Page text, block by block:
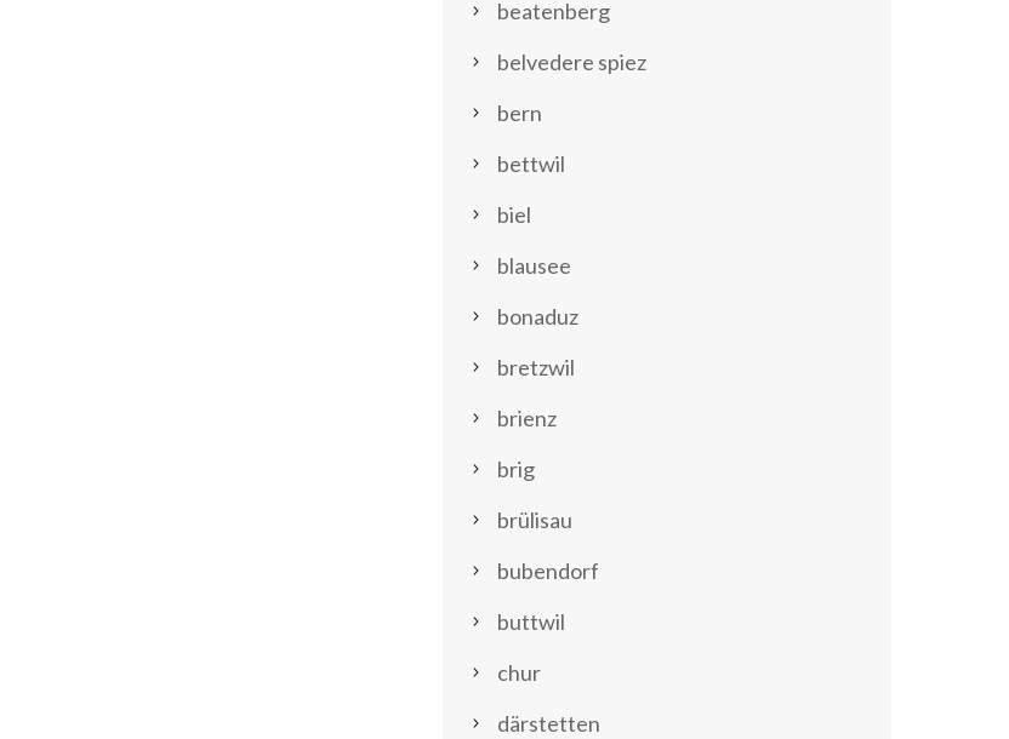
beatenberg
belvedere spiez
bern
bettwil
biel
blausee
bonaduz
bretzwil
brienz
brig
brülisau
bubendorf
buttwil
chur
därstetten